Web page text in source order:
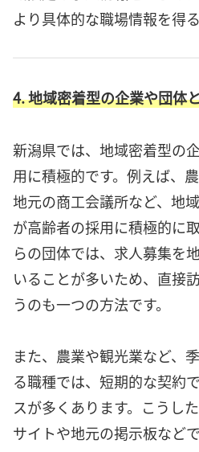
より具体的な職場情報を得
4. 地域密着型の企業や団体
新潟県では、地域密着型の
用に積極的です。例えば、
地元の商工会議所など、地
が高齢者の採用に積極的に
らの団体では、求人募集を
いることが多いため、直接
うのも一つの方法です。
また、農業や観光業など、
る職種では、短期的な契約
スが多くあります。こうし
サイトや地元の掲示板など